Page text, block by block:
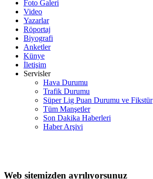
Foto Galeri
Video
Yazarlar
Röportaj
Biyografi
Anketler
Künye
İletişim
Servisler
Hava Durumu
Trafik Durumu
Süper Lig Puan Durumu ve Fikstür
Tüm Manşetler
Son Dakika Haberleri
Haber Arşivi
Web sitemizden ayrılıyorsunuz